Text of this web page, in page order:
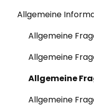
Datenschutz |
Nutzung &
Content &
PDFs | Report
Generator
Installation |
Nutzung &
Workshops &
Testing
Usability
Allgemeine
Allgemeine
Allgemeine
Allgemeine
Allgemeine